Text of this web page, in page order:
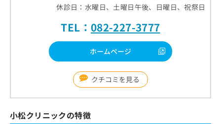
休診日：水曜日、土曜日午後、日曜日、祝祭日
TEL： 082-227-3777
ホームページ
クチコミを見る
小松クリニックの特徴